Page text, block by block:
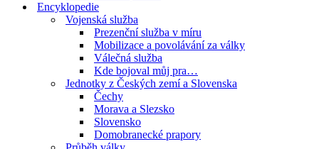
Encyklopedie
Vojenská služba
Prezenční služba v míru
Mobilizace a povolávání za války
Válečná služba
Kde bojoval můj pra…
Jednotky z Českých zemí a Slovenska
Čechy
Morava a Slezsko
Slovensko
Domobranecké prapory